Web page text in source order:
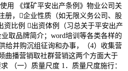
用 《煤矿平安出产条例》物业公司关
册，企业性质（如无限义务公司、股
资比例 出资体例（习总关于平安出产
取品牌简介；word培训等各类各样的
给并购沉组征询和办事，（4）收集营
曲播营销取社群营销这两个方面大于
（一）质量尺度 1．质量尺度施行：